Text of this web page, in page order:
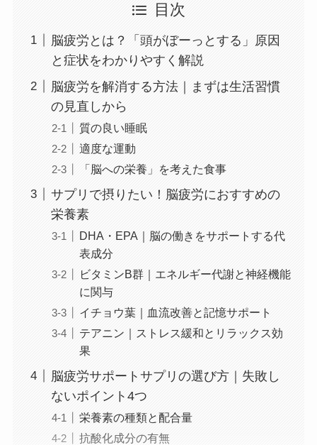
目次
脳疲労とは？「頭がぼーっとする」原因
と症状をわかりやすく解説
脳疲労を解消する方法｜まずは生活習慣
の見直しから
質の良い睡眠
適度な運動
「脳への栄養」を考えた食事
サプリで摂りたい！脳疲労におすすめの
栄養素
DHA・EPA｜脳の働きをサポートする代
表成分
ビタミンB群｜エネルギー代謝と神経機能
に関与
イチョウ葉｜血流改善と記憶サポート
テアニン｜ストレス緩和とリラックス効
果
脳疲労サポートサプリの選び方｜失敗し
ないポイント4つ
栄養素の種類と配合量
抗酸化成分の有無